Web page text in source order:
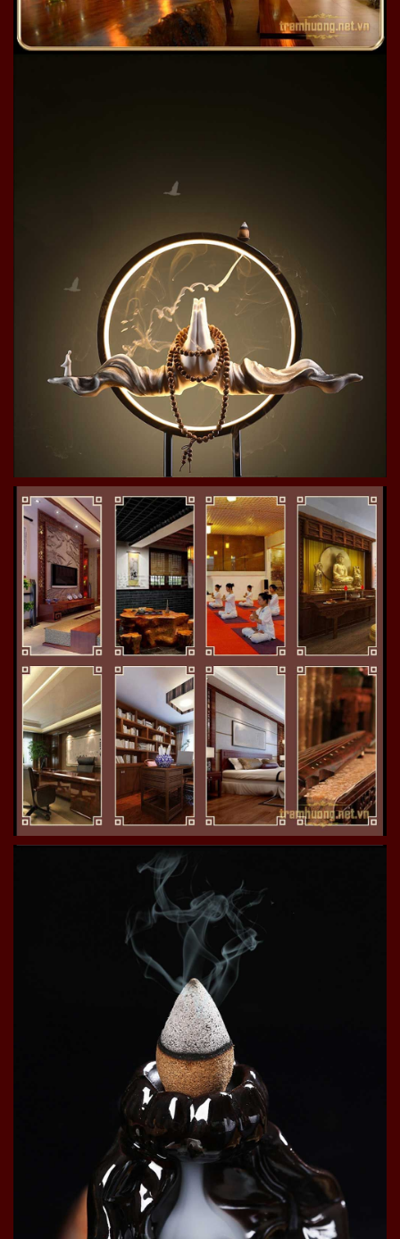
=> Sản phẩm nhang trầm giúp an thần, giảm stress giúp
cho người sử dụng dễ chịu, an nhiên:Cây hương trầm
Thiên Phúc Vip 9999